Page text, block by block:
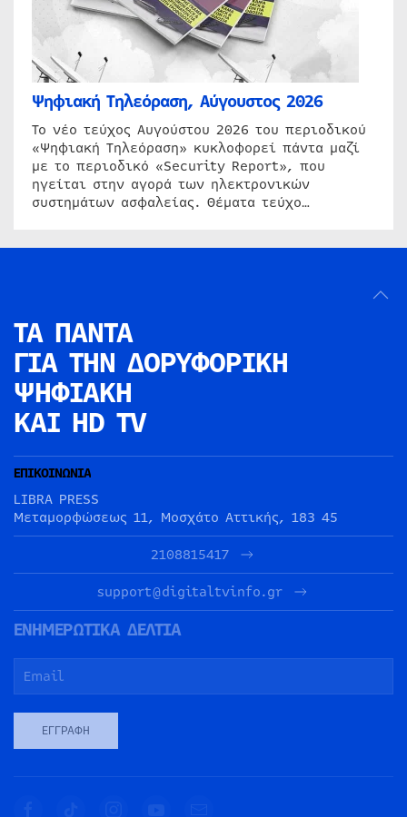
Ψηφιακή Τηλεόραση, Αύγουστος 2026
Το νέο τεύχος Αυγούστου 2026 του περιοδικού
«Ψηφιακή Τηλεόραση» κυκλοφορεί πάντα μαζί
με το περιοδικό «Security Report», που
ηγείται στην αγορά των ηλεκτρονικών
συστημάτων ασφαλείας. Θέματα τεύχο…
ΤΑ ΠΑΝΤΑ
ΓΙΑ ΤΗΝ ΔΟΡΥΦΟΡΙΚΗ
ΨΗΦΙΑΚΗ
ΚΑΙ HD TV
ΕΠΙΚΟΙΝΩΝΙΑ
LIBRA PRESS
Μεταμορφώσεως 11, Μοσχάτο Αττικής, 183 45
2108815417
support@digitaltvinfo.gr
ΕΝΗΜΕΡΩΤΙΚΑ ΔΕΛΤΙΑ
ΕΓΓΡΑΦΉ